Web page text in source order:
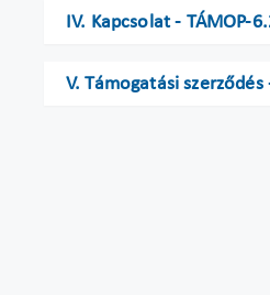
IV. Kapcsolat - TÁMOP-
V. Támogatási